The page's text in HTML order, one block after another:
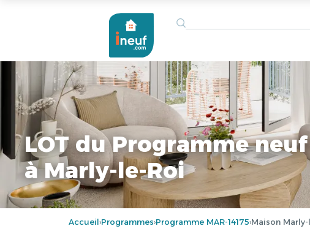
LOT du Programme neuf
à Marly-le-Roi
Accueil›Programmes›Programme MAR-14175›Maison Marly-